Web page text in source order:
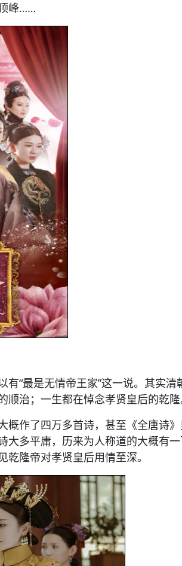
峰……
“最是无情帝王家”这一说。其实
治；一生都在悼念孝贤皇后的乾隆
概作了四万多首诗，甚至《全唐诗
大多平庸，历来为人称道的大概有
隆帝对孝贤皇后用情至深。